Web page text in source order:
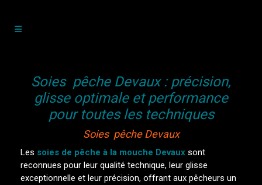
Soies pêche Devaux : précision,
glisse optimale et performance
pour toutes les techniques
Soies pêche Devaux
Les soies de pêche à la mouche Devaux sont
reconnues pour leur qualité technique, leur glisse
exceptionnelle et leur précision, offrant aux pêcheurs un